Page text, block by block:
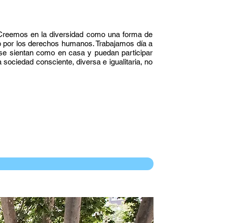
en la diversidad como una forma de
los derechos humanos. Trabajamos día a
sientan como en casa y puedan participar
consciente, diversa e igualitaria, no